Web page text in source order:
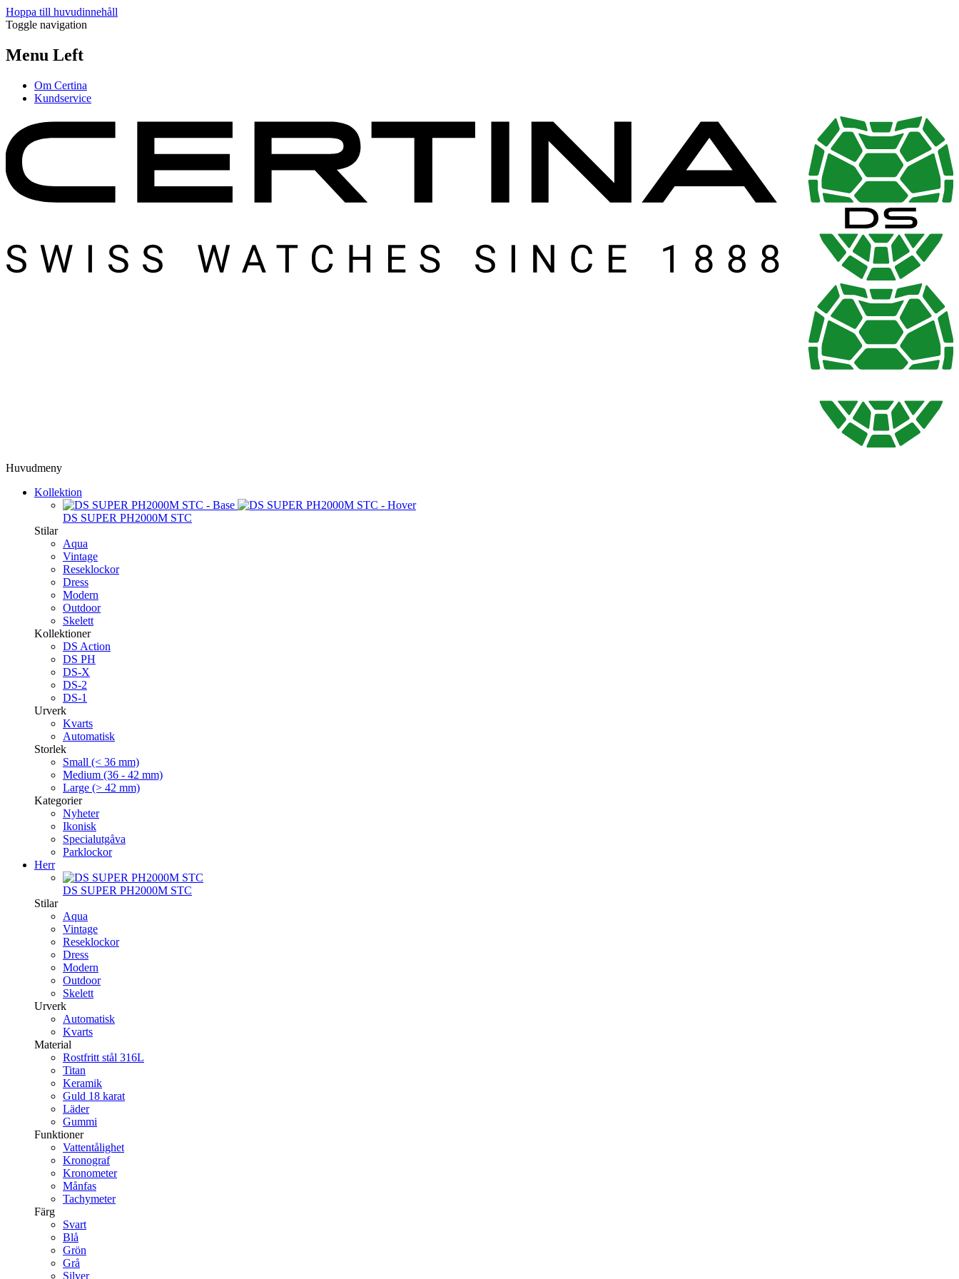
Hoppa till huvudinnehåll
Toggle navigation
Menu Left
Om Certina
Kundservice
Huvudmeny
Kollektion
DS SUPER PH2000M STC
Stilar
Aqua
Vintage
Reseklockor
Dress
Modern
Outdoor
Skelett
Kollektioner
DS Action
DS PH
DS-X
DS-2
DS-1
Urverk
Kvarts
Automatisk
Storlek
Small (< 36 mm)
Medium (36 - 42 mm)
Large (> 42 mm)
Kategorier
Nyheter
Ikonisk
Specialutgåva
Parklockor
Herr
DS SUPER PH2000M STC
Stilar
Aqua
Vintage
Reseklockor
Dress
Modern
Outdoor
Skelett
Urverk
Automatisk
Kvarts
Material
Rostfritt stål 316L
Titan
Keramik
Guld 18 karat
Läder
Gummi
Funktioner
Vattentålighet
Kronograf
Kronometer
Månfas
Tachymeter
Färg
Svart
Blå
Grön
Grå
Silver